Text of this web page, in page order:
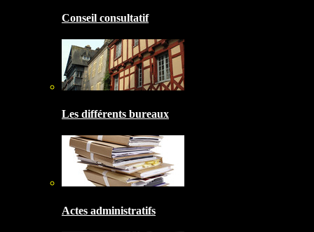
Conseil consultatif
Les différents bureaux
Actes administratifs